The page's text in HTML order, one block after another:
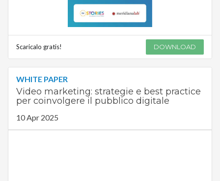
Scaricalo gratis! DOWNLOAD
WHITE PAPER
Video marketing: strategie e best practice
per coinvolgere il pubblico digitale
10 Apr 2025